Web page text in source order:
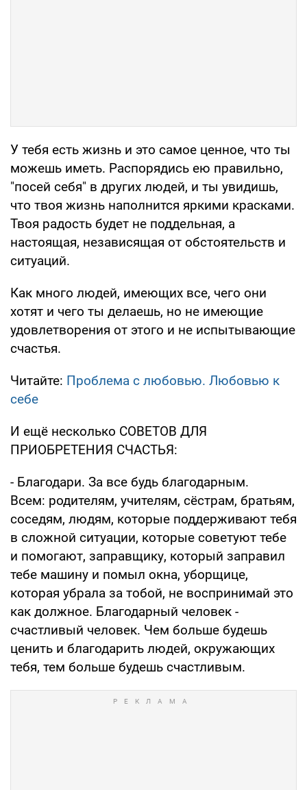
У тебя есть жизнь и это самое ценное, что ты
можешь иметь. Распорядись ею правильно,
"посей себя" в других людей, и ты увидишь,
что твоя жизнь наполнится яркими красками.
Твоя радость будет не поддельная, а
настоящая, независящая от обстоятельств и
ситуаций.
Как много людей, имеющих все, чего они
хотят и чего ты делаешь, но не имеющие
удовлетворения от этого и не испытывающие
счастья.
Читайте: Проблема с любовью. Любовью к
себе
И ещё несколько СОВЕТОВ ДЛЯ
ПРИОБРЕТЕНИЯ СЧАСТЬЯ:
- Благодари. За все будь благодарным.
Всем: родителям, учителям, сёстрам, братьям,
соседям, людям, которые поддерживают тебя
в сложной ситуации, которые советуют тебе
и помогают, заправщику, который заправил
тебе машину и помыл окна, уборщице,
которая убрала за тобой, не воспринимай это
как должное. Благодарный человек -
счастливый человек. Чем больше будешь
ценить и благодарить людей, окружающих
тебя, тем больше будешь счастливым.